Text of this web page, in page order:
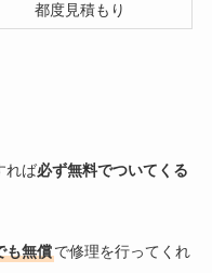
都度見積もり
れば必ず無料でついてくる
も無償 で修理を行ってくれ